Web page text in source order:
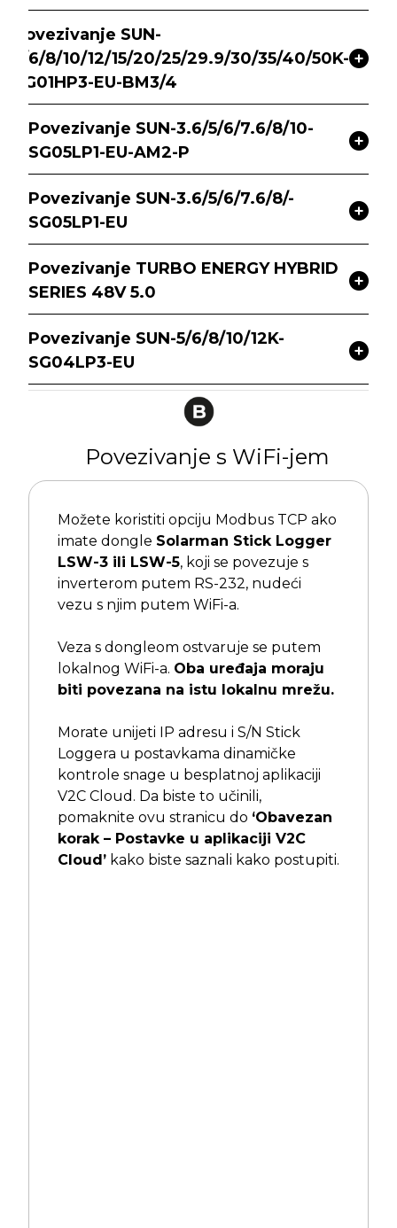
Povezivanje SUN-
5/6/8/10/12/15/20/25/29.9/30/35/40/50K-
SG01HP3-EU-BM3/4
Povezivanje SUN-3.6/5/6/7.6/8/10-
SG05LP1-EU-AM2-P
Povezivanje SUN-3.6/5/6/7.6/8/-
SG05LP1-EU
Povezivanje TURBO ENERGY HYBRID
SERIES 48V 5.0
Povezivanje SUN-5/6/8/10/12K-
SG04LP3-EU
Povezivanje s WiFi-jem
Možete koristiti opciju Modbus TCP ako
imate dongle Solarman Stick Logger
LSW-3 ili LSW-5, koji se povezuje s
inverterom putem RS-232, nudeći
vezu s njim putem WiFi-a.
Veza s dongleom ostvaruje se putem
lokalnog WiFi-a. Oba uređaja moraju
biti povezana na istu lokalnu mrežu.
Morate unijeti IP adresu i S/N Stick
Loggera u postavkama dinamičke
kontrole snage u besplatnoj aplikaciji
V2C Cloud. Da biste to učinili,
pomaknite ovu stranicu do ‘Obavezan
korak – Postavke u aplikaciji V2C
Cloud’ kako biste saznali kako postupiti.